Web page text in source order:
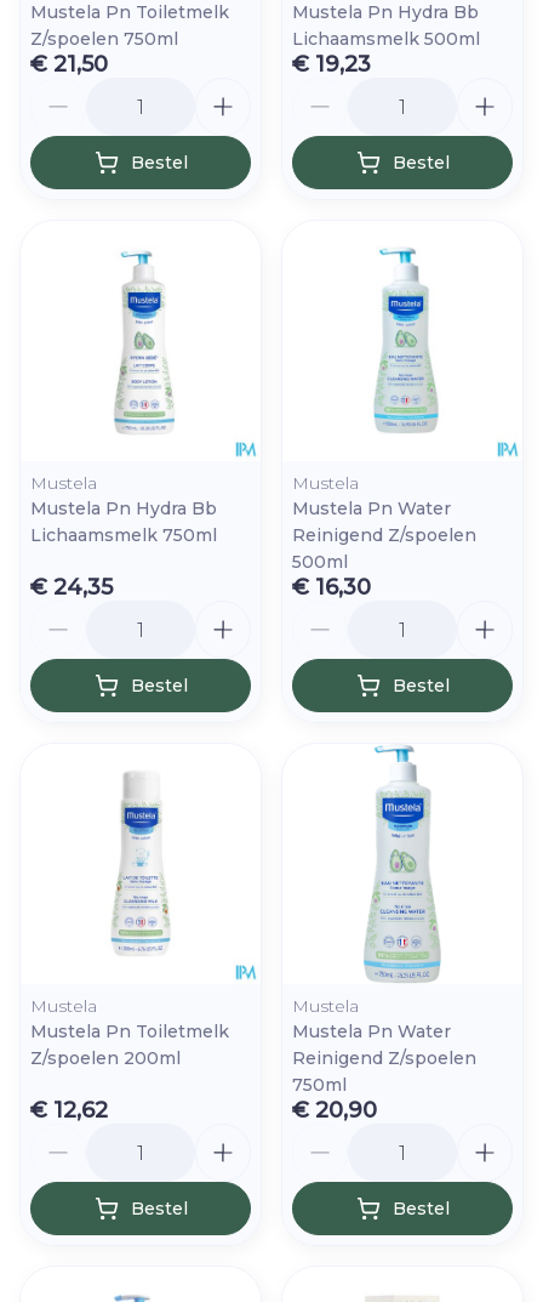
Mustela Pn Toiletmelk
Z/spoelen 750ml
€ 21,50
Bestel
Mustela Pn Hydra Bb
Lichaamsmelk 500ml
€ 19,23
Bestel
Mustela
Mustela Pn Hydra Bb
Lichaamsmelk 750ml
€ 24,35
Bestel
Mustela
Mustela Pn Water
Reinigend Z/spoelen
500ml
€ 16,30
Bestel
Mustela
Mustela Pn Toiletmelk
Z/spoelen 200ml
€ 12,62
Bestel
Mustela
Mustela Pn Water
Reinigend Z/spoelen
750ml
€ 20,90
Bestel